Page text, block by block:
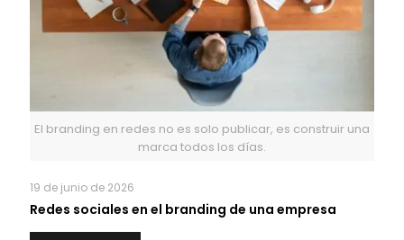
El branding en redes no es solo publicar, es construir una
marca todos los días.
19 de junio de 2026
Redes sociales en el branding de una empresa